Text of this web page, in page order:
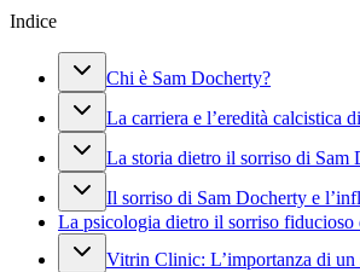
Indice
Chi è Sam Docherty?
La carriera e l’eredità calcistica
La storia dietro il sorriso di Sam
Il sorriso di Sam Docherty e
La psicologia dietro il sorriso fiducioso
Vitrin Clinic: L’importanza di un